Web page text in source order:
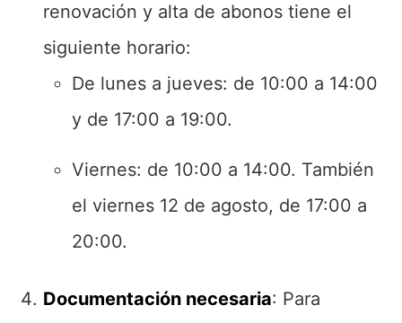
renovación y alta de abonos tiene el
siguiente horario:
De lunes a jueves: de 10:00 a 14:00
y de 17:00 a 19:00.
Viernes: de 10:00 a 14:00. También
el viernes 12 de agosto, de 17:00 a
20:00.
Documentación necesaria: Para